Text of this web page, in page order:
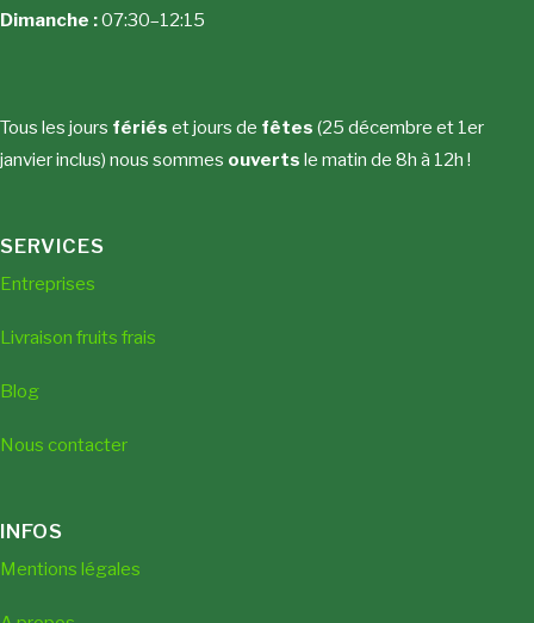
Dimanche :07:30–12:15
Tous les jours fériés et jours de fêtes (25 décembre et 1er
janvier inclus) nous sommes ouverts le matin de 8h à 12h !
SERVICES
Entreprises
Livraison fruits frais
Blog
Nous contacter
INFOS
Mentions légales